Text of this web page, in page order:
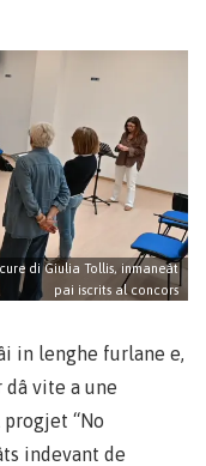
di Giulia Tollis, inmaneât
pai iscrits al concors
in lenghe furlane e,
vite a une
“No
indevant de